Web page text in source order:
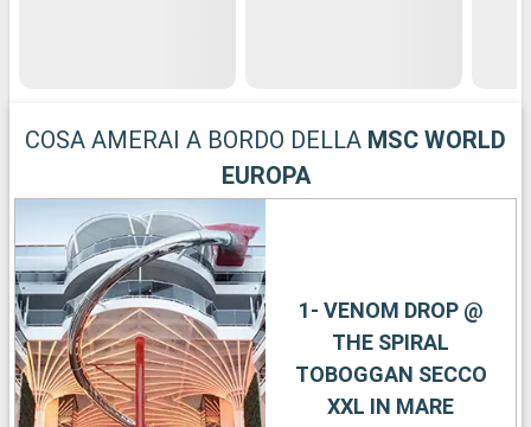
COSA AMERAI A BORDO DELLA MSC WORLD
EUROPA
1- VENOM DROP @
THE SPIRAL
TOBOGGAN SECCO
XXL IN MARE